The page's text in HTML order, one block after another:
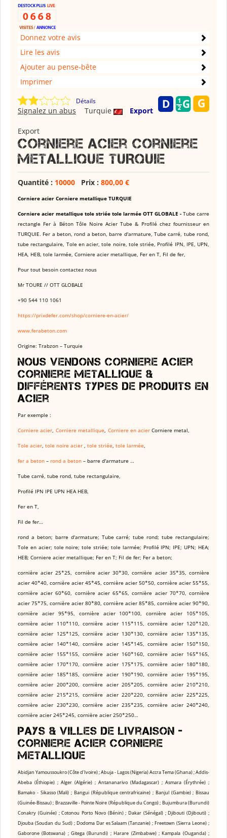
Donnez votre avis
Lire les avis
Ajouter au pense-bête
Imprimer
Détails
Turquie Export
Signalez un abus
Export
Corniere acier Corniere
metallique TURQUIE
Quantité : 10000 Prix : 800,00 €
Corniere acier Corniere metallique TURQUIE
Corniere acier metallique tole striée tole larmée OTT GLOBALE - Tube carre
rectangle Fer à Béton Tôle Noire Acier Tube & Profilé chez fournisseur en
TURQUIE. Fer a beton, rond a beton, barre d'armature, Tube carré, tube rond,
tube rectangulaire, Tole en acier, tole noire, tole striée, Profilé IPN, IPE, UPN,
HEA, HEB, tole larmée, Corniere acier metallique, Fer en T, Fil de fer,
Pour tout besoin contactez nous
Mr TOURE // OTT GLOBALE
+90 544 110 1061
https://prixdefer.com/shop/corniere-en-acier/
www.ferabeton.com
Origine: Trabzon – Turquie
Nous vendons Corniere acier
Corniere metallique &
différents types de produits en
acier
Par exemple :
Corniere acier, Corniere metallique, Corniere en acier Corniere metal,
Tole acier, tole noire acier , tole striée, tole larmée,
fer a beton – rond a beton – barre d'armature …
Tube carré, tube rond, tube rectangulaire,
Profilé IPN IPE UPN HEA HEB,
Fer en T,
Fil de fer…
rond a beton; barre d'armature; Tube carré; tube rond; tube rectangulaire;
Tole en acier; tole noire; tole striée; tole larmée; Profilé IPN; IPE; UPN; HEA;
HEB; Corniere acier metallique; Fer en T; Fil de fer; Fer a beton;
cornière acier 25*25, cornière acier 30*30, cornière acier 35*35, cornière
acier 40*40, cornière acier 45*45, cornière acier 50*50, cornière acier 55*55,
cornière acier 60*60, cornière acier 65*65, cornière acier 70*70, cornière
acier 75*75, cornière acier 80*80, cornière acier 85*85, cornière acier 90*90,
cornière acier 95*95, cornière acier 100*100, cornière acier 105*105,
cornière acier 110*110, cornière acier 115*115, cornière acier 120*120,
cornière acier 125*125, cornière acier 130*130, cornière acier 135*135,
cornière acier 140*140, cornière acier 145*145, cornière acier 150*150,
cornière acier 155*155, cornière acier 160*160, cornière acier 165*165,
cornière acier 170*170, cornière acier 175*175, cornière acier 180*180,
cornière acier 185*185, cornière acier 190*190, cornière acier 195*195,
cornière acier 200*200, cornière acier 205*205, cornière acier 210*210,
cornière acier 215*215, cornière acier 220*220, cornière acier 225*225,
cornière acier 230*230, cornière acier 235*235, cornière acier 240*240,
cornière acier 245*245, cornière acier 250*250…
Pays & Villes de livraison -
Corniere acier Corniere
metallique
Abidjan Yamoussoukro (Côte d'Ivoire) ; Abuja - Lagos (Nigeria) Accra Tema (Ghana) ; Addis-
Abeba (Éthiopie) ; Alger (Algérie) ; Antananarivo (Madagascar) ; Asmara (Érythrée) ;
Bamako - Sikasso (Mali) ; Bangui (République centrafricaine) ; Banjul (Gambie) ; Bissau
(Guinée-Bissau) ; Brazzaville - Pointe Noire (République du Congo) ; Bujumbura (Burundi)
Conakry (Guinée) ; Cotonou Porto Novo (Bénin) ; Dakar (Sénégal) ; Djibouti (Djibouti) ;
Djouba (Soudan du Sud) ; Dodoma Dar es Salaam (Tanzanie) ; Freetown (Sierra Leone) ;
Gaborone (Botswana) ; Gitega (Burundi) ; Harare (Zimbabwe) ; Kampala (Ouganda) ;